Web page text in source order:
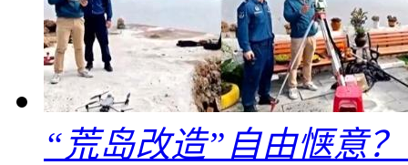
“荒岛改造”自由惬意